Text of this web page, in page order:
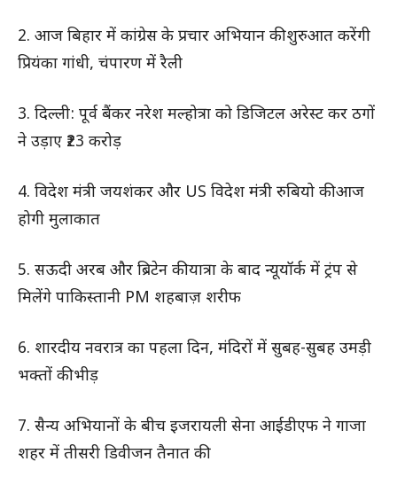
2. आज बिहार में कांग्रेस के प्रचार अभियान की शुरुआत करेंगी
प्रियंका गांधी, चंपारण में रैली
3. दिल्ली: पूर्व बैंकर नरेश मल्होत्रा को डिजिटल अरेस्ट कर ठगों
ने उड़ाए ₹23 करोड़
4. विदेश मंत्री जयशंकर और US विदेश मंत्री रुबियो की आज
होगी मुलाकात
5. सऊदी अरब और ब्रिटेन की यात्रा के बाद न्यूयॉर्क में ट्रंप से
मिलेंगे पाकिस्तानी PM शहबाज़ शरीफ
6. शारदीय नवरात्र का पहला दिन, मंदिरों में सुबह-सुबह उमड़ी
भक्तों की भीड़
7. सैन्य अभियानों के बीच इजरायली सेना आईडीएफ ने गाजा
शहर में तीसरी डिवीजन तैनात की